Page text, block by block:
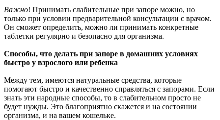
Важно! Принимать слабительные при запоре можно, но
только при условии предварительной консультации с врачом.
Он сможет определить, можно ли принимать конкретные
таблетки регулярно и безопасно для организма.
Способы, что делать при запоре в домашних условиях
быстро у взрослого или ребенка
Между тем, имеются натуральные средства, которые
помогают быстро и качественно справляться с запорами. Если
знать эти народные способы, то в слабительном просто не
будет нужды. Это благоприятно скажется и на состоянии
организма, и на вашем кошельке.